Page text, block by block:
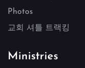
Photos
교회 셔틀 트랙킹
Ministries